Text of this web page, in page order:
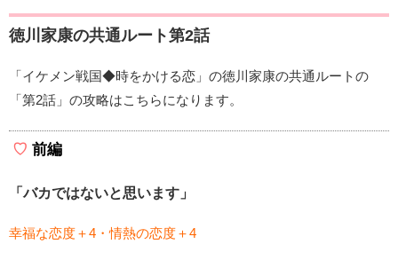
徳川家康の共通ルート第2話
「イケメン戦国◆時をかける恋」の徳川家康の共通ルートの
「第2話」の攻略はこちらになります。
前編
「バカではないと思います」
幸福な恋度＋4・情熱の恋度＋4